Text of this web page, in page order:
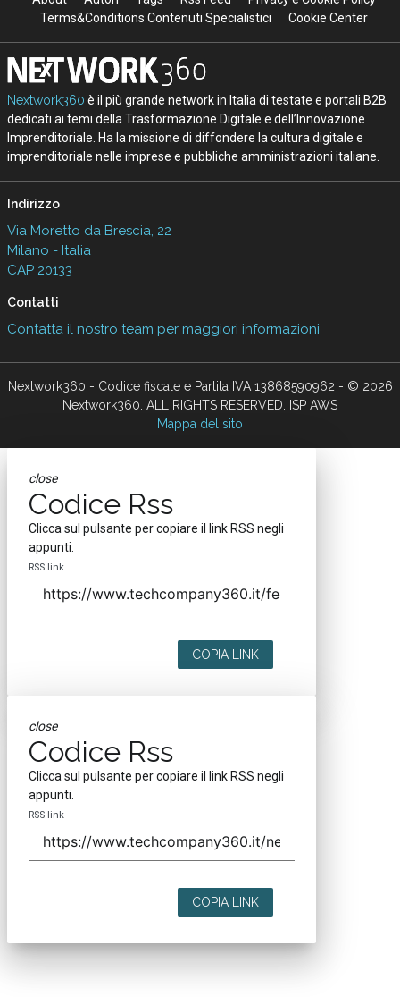
Terms&Conditions Contenuti Specialistici
Cookie Center
Nextwork360 è il più grande network in Italia di testate e portali B2B
dedicati ai temi della Trasformazione Digitale e dell’Innovazione
Imprenditoriale. Ha la missione di diffondere la cultura digitale e
imprenditoriale nelle imprese e pubbliche amministrazioni italiane.
Indirizzo
Via Moretto da Brescia, 22
Milano - Italia
CAP 20133
Contatti
Contatta il nostro team per maggiori informazioni
Nextwork360 - Codice fiscale e Partita IVA 13868590962 - © 2026
Nextwork360. ALL RIGHTS RESERVED. ISP AWS
Mappa del sito
close
Codice Rss
Clicca sul pulsante per copiare il link RSS negli
appunti.
RSS link
COPIA LINK
close
Codice Rss
Clicca sul pulsante per copiare il link RSS negli
appunti.
RSS link
COPIA LINK